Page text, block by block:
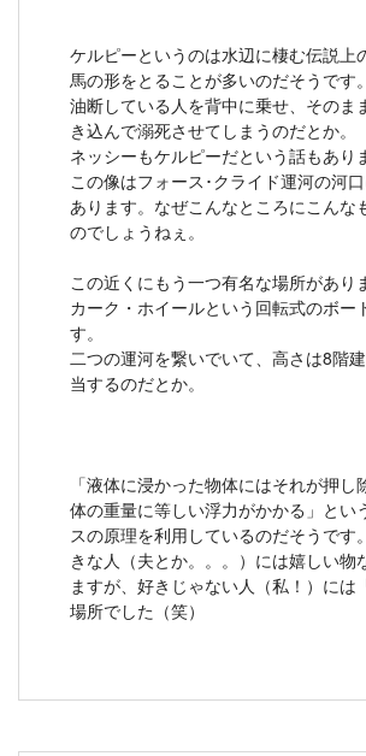
ケルピーというのは水辺に棲む伝説上
馬の形をとることが多いのだそうです。
油断している人を背中に乗せ、そのま
き込んで溺死させてしまうのだとか。
ネッシーもケルピーだという話もあり
この像はフォース･クライド運河の河
あります。なぜこんなところにこんな
のでしょうねぇ。
この近くにもう一つ有名な場所があり
カーク・ホイールという回転式のボー
す。
二つの運河を繋いでいて、高さは8階
当するのだとか。
「液体に浸かった物体にはそれが押し
体の重量に等しい浮力がかかる」とい
スの原理を利用しているのだそうです
きな人（夫とか。。。）には嬉しい物
ますが、好きじゃない人（私！）には
場所でした（笑）